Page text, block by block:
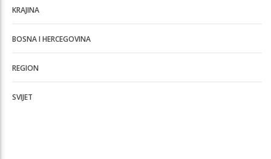
KRAJINA
BOSNA I HERCEGOVINA
REGION
SVIJET